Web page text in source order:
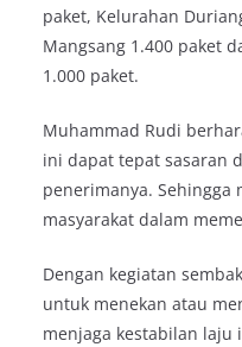
paket, Kelurahan
Mangsang 1.400 paket
1.000 paket.
Muhammad Rudi
ini dapat tepat sasaran
penerimanya. Sehingga
masyarakat dalam
Dengan kegiatan
untuk menekan atau
menjaga kestabilan laju